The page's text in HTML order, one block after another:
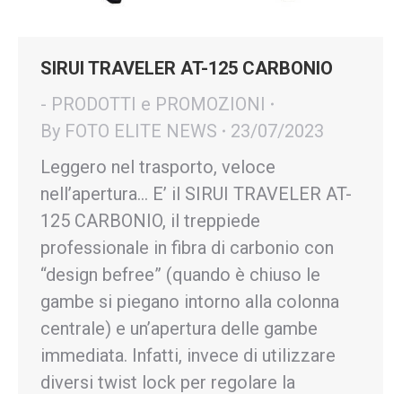
SIRUI TRAVELER AT-125 CARBONIO
- PRODOTTI e PROMOZIONI
By FOTO ELITE NEWS
23/07/2023
Leggero nel trasporto, veloce
nell’apertura… E’ il SIRUI TRAVELER AT-
125 CARBONIO, il treppiede
professionale in fibra di carbonio con
“design befree” (quando è chiuso le
gambe si piegano intorno alla colonna
centrale) e un’apertura delle gambe
immediata. Infatti, invece di utilizzare
diversi twist lock per regolare la